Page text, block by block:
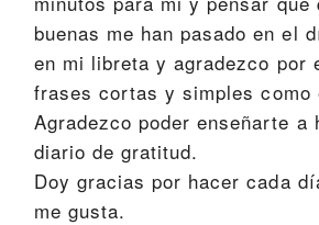
buenas me han pasado en el
en mi libreta y agradezco por
frases cortas y simples como
Agradezco poder enseñarte a
diario de gratitud.
Doy gracias por hacer cada
me gusta.